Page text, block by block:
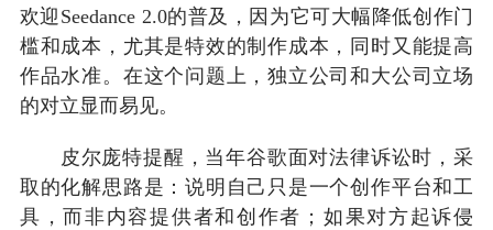
欢迎Seedance 2.0的普及，因为它可大幅降低创作门
槛和成本，尤其是特效的制作成本，同时又能提高
作品水准。在这个问题上，独立公司和大公司立场
的对立显而易见。
皮尔庞特提醒，当年谷歌面对法律诉讼时，采
取的化解思路是：说明自己只是一个创作平台和工
具，而非内容提供者和创作者；如果对方起诉侵